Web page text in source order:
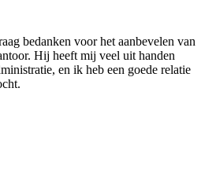
bedanken voor het aanbevelen van
Hij heeft mij veel uit handen
en ik heb een goede relatie